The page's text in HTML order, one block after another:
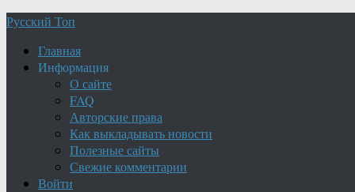
Русский Топ
Главная
Информация
О сайте
FAQ
Авторские права
Как выкладывать новости
Полезные сайты
Свежие комментарии
Войти